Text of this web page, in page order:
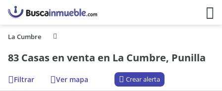
La Cumbre
83 Casas en venta en La Cumbre, Punilla
Filtrar Ver mapa Crear alerta